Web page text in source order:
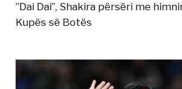
”Dai Dai”, Shakira përsëri me
Kupës së Botës